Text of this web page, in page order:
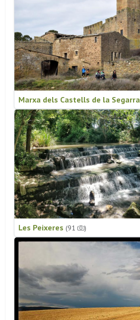
Marxa dels Castells de la Segarra
Les Peixeres (91 )